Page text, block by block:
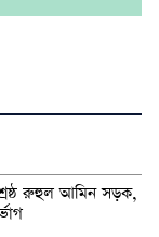
রুহুল আমিন সড়ক,